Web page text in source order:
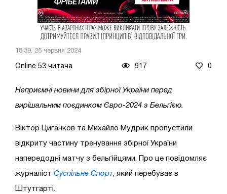
18:39, 25 червня 2024
Online 53 читача 917 0
Неприємні новини для збірної України перед
вирішальним поєдинком Євро-2024 з Бельгією.
Віктор Циганков та Михайло Мудрик пропустили
відкриту частину тренування збірної України
напередодні матчу з бельгійцями. Про це повідомляє
журналіст Суспільне Спорт, який перебуває в
Штутгарті.